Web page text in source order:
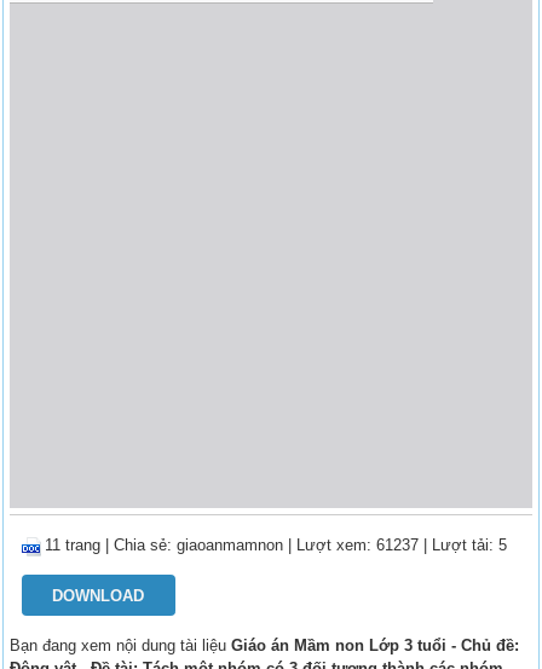
11 trang |Chia sẻ:giaoanmamnon | Lượt xem: 61237 | Lượt tải: 5
DOWNLOAD
Bạn đang xem nội dung tài liệuGiáo án Mầm non Lớp 3 tuổi - Chủ đề: